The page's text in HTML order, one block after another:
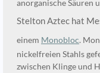
anorganische Säuren
Stelton Aztec hat
einem Monobloc.
nickelfreien Stahls
zwischen Klinge und